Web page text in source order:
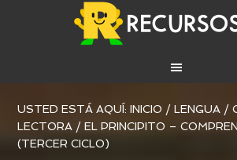
USTED ESTÁ AQUÍ:INICIO / LENGUA /
LECTORA / EL PRINCIPITO –
(TERCER CICLO)